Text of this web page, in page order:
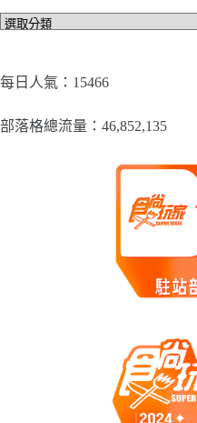
文
類
每日人氣：15466
部落格總流量：​46,852,135